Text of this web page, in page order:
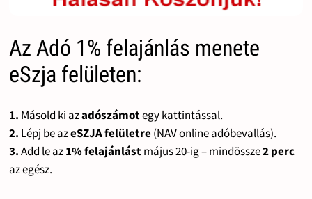
Az Adó 1% felajánlás menete
eSzja felületen:
1. Másold ki azadószámotegy kattintással.
2. Lépj be azeSZJA felületre(NAV online adóbevallás).
3.Add le az1% felajánlástmájus 20-ig – mindössze2 perc
az egész.